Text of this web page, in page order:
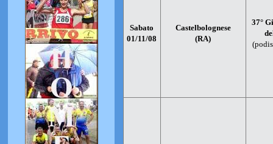
Sabato
01/11/08
Castelbolognese
(RA)
37°